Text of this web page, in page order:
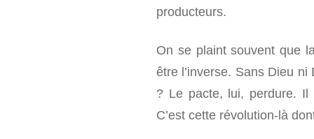
producteurs.
On se plaint souvent que
être l’inverse. Sans Dieu
? Le pacte, lui, perdure. Il
C’est cette révolution-là